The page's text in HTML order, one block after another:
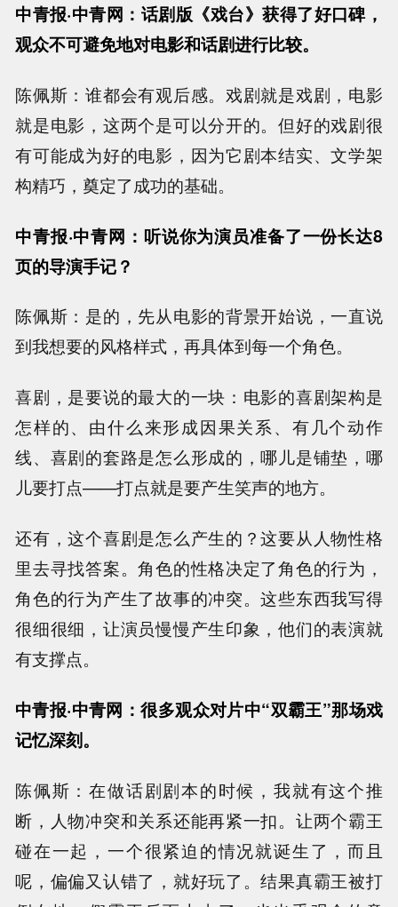
中青报·中青网：话剧版《戏台》获得了好口碑，
观众不可避免地对电影和话剧进行比较。
陈佩斯：谁都会有观后感。戏剧就是戏剧，电影
就是电影，这两个是可以分开的。但好的戏剧很
有可能成为好的电影，因为它剧本结实、文学架
构精巧，奠定了成功的基础。
中青报·中青网：听说你为演员准备了一份长达8
页的导演手记？
陈佩斯：是的，先从电影的背景开始说，一直说
到我想要的风格样式，再具体到每一个角色。
喜剧，是要说的最大的一块：电影的喜剧架构是
怎样的、由什么来形成因果关系、有几个动作
线、喜剧的套路是怎么形成的，哪儿是铺垫，哪
儿要打点——打点就是要产生笑声的地方。
还有，这个喜剧是怎么产生的？这要从人物性格
里去寻找答案。角色的性格决定了角色的行为，
角色的行为产生了故事的冲突。这些东西我写得
很细很细，让演员慢慢产生印象，他们的表演就
有支撑点。
中青报·中青网：很多观众对片中“双霸王”那场戏
记忆深刻。
陈佩斯：在做话剧剧本的时候，我就有这个推
断，人物冲突和关系还能再紧一扣。让两个霸王
碰在一起，一个很紧迫的情况就诞生了，而且
呢，偏偏又认错了，就好玩了。结果真霸王被打